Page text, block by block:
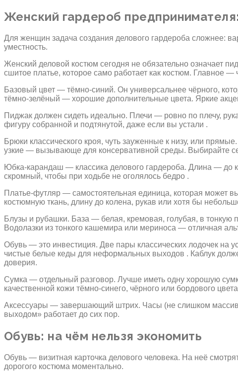
Женский гардероб
Для женщин задача создания делового гардероба сложнее:
уместность.
Женский деловой костюм сегодня не обязательно означает
сшитое платье, которое само работает как костюм. Главное
Базовый цвет — тёмно-синий. Он универсальнее чёрного,
тёмно-зелёный — хорошие дополнительные цвета. Яркие
Пиджак должен сидеть идеально. Плечи — ровно по плечу,
фигуру собранной и подтянутой, даже если вы устали .
Брюки классического кроя, чуть зауженные к низу, или
узкие — вызывающе для консервативной среды. Выбирайте
Юбка-карандаш — классика делового гардероба. Длина — до
скромный, чтобы при ходьбе не оголялось бедро .
Платье-футляр — самостоятельная единица, которая может
костюмную ткань, длину до колена, рукав или хотя бы
Блузы и рубашки. База — белая, кремовая, голубая, в тонкую
Водолазки из тонкого кашемира или мериноса — отличная
Обувь — это инвестиция. Две пары классических лодочек на
чистые белые кеды для неформальных выходов . Каблук
доверия.
Сумка — отдельный разговор. Лучше иметь одну хорошую
качественной кожи тёмно-синего, чёрного или бордового
Аксессуары — завершающий штрих. Часы (не слишком
выходом» работает до сих пор.
Обувь: на чём нельзя экономить
Обувь — визитная карточка делового человека. На неё
дорогого костюма моментально.